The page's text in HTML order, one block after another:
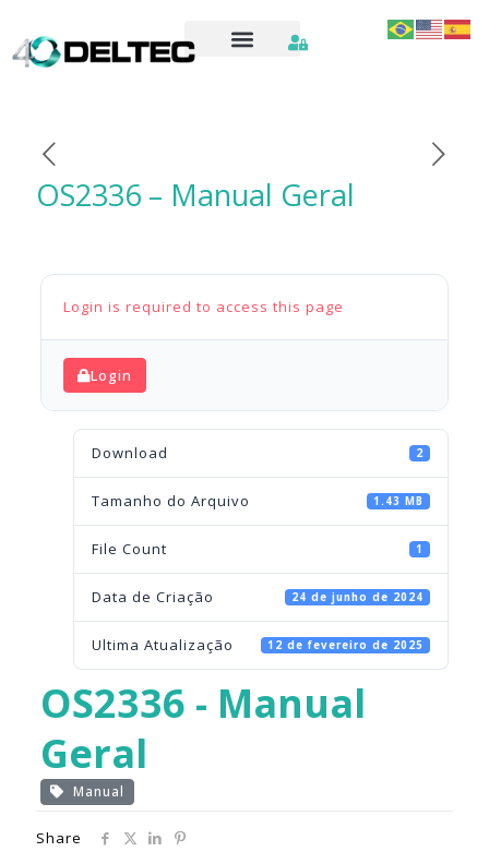
OS2336 – Manual Geral
Login is required to access this page
Login
Download 2
Tamanho do Arquivo 1.43 MB
File Count 1
Data de Criação 24 de junho de 2024
Ultima Atualização 12 de fevereiro de 2025
OS2336 - Manual
Geral
Manual
Share